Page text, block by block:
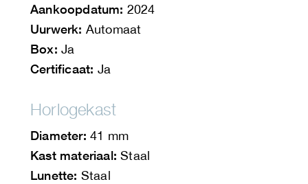
Aankoopdatum: 2024
Uurwerk: Automaat
Box: Ja
Certificaat: Ja
Horlogekast
Diameter: 41 mm
Kast materiaal: Staal
Lunette: Staal